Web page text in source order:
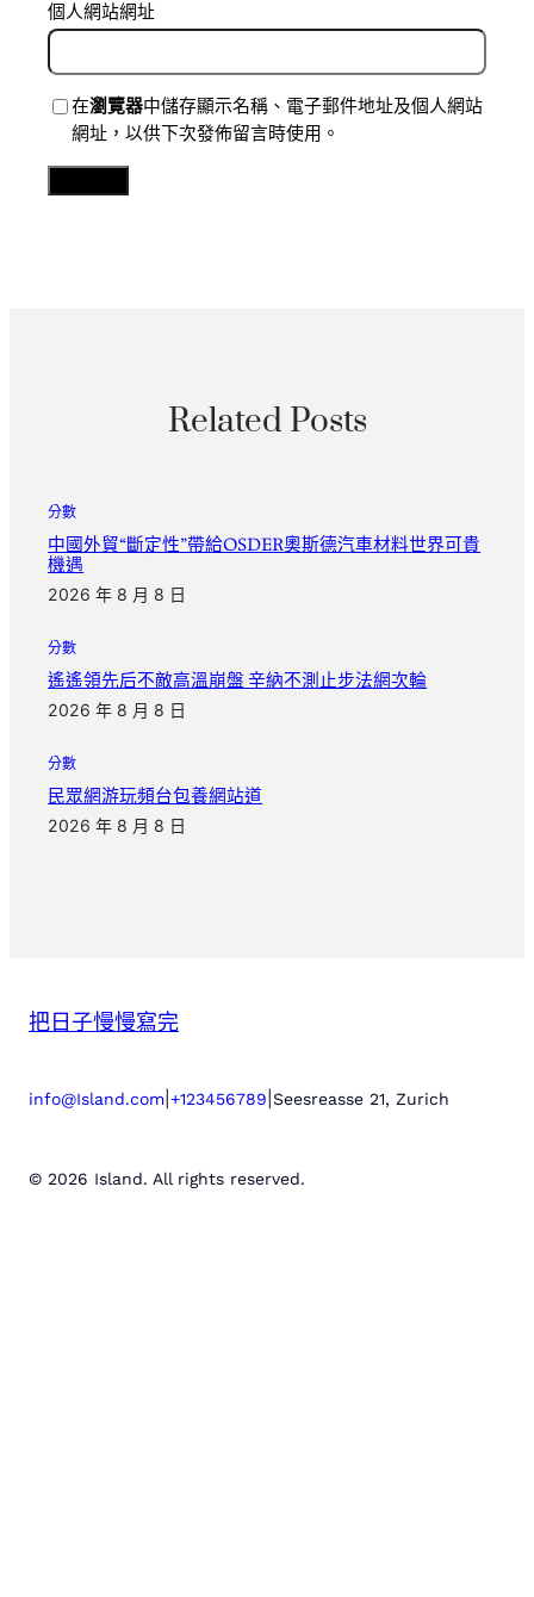
個人網站網址
在瀏覽器中儲存顯示名稱、電子郵件地址及個人網站
網址，以供下次發佈留言時使用。
Related Posts
分數
中國外貿“斷定性”帶給OSDER奧斯德汽車材料世界可貴
機遇
2026 年 8 月 8 日
分數
遙遙領先后不敵高溫崩盤 辛納不測止步法網次輪
2026 年 8 月 8 日
分數
民眾網游玩頻台包養網站道
2026 年 8 月 8 日
把日子慢慢寫完
info@Island.com +123456789 Seesreasse 21, Zurich
© 2026 Island. All rights reserved.